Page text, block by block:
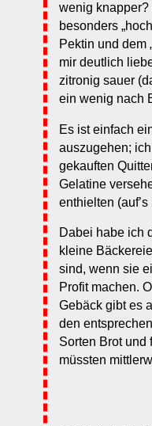
wenig knapper?
besonders
Pektin und dem
mir deutlich
zitronig sauer
ein wenig nach
Es ist einfach
auszugehen;
gekauften
Gelatine
enthielten
Dabei habe ich
kleine
sind, wenn sie
Profit machen.
Gebäck gibt es
den
Sorten Brot und
müssten